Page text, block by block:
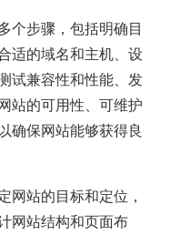
个步骤，包括明确目
适的域名和主机、设
试兼容性和性能、发
站的可用性、可维护
确保网站能够获得良
网站的目标和定位，
网站结构和页面布